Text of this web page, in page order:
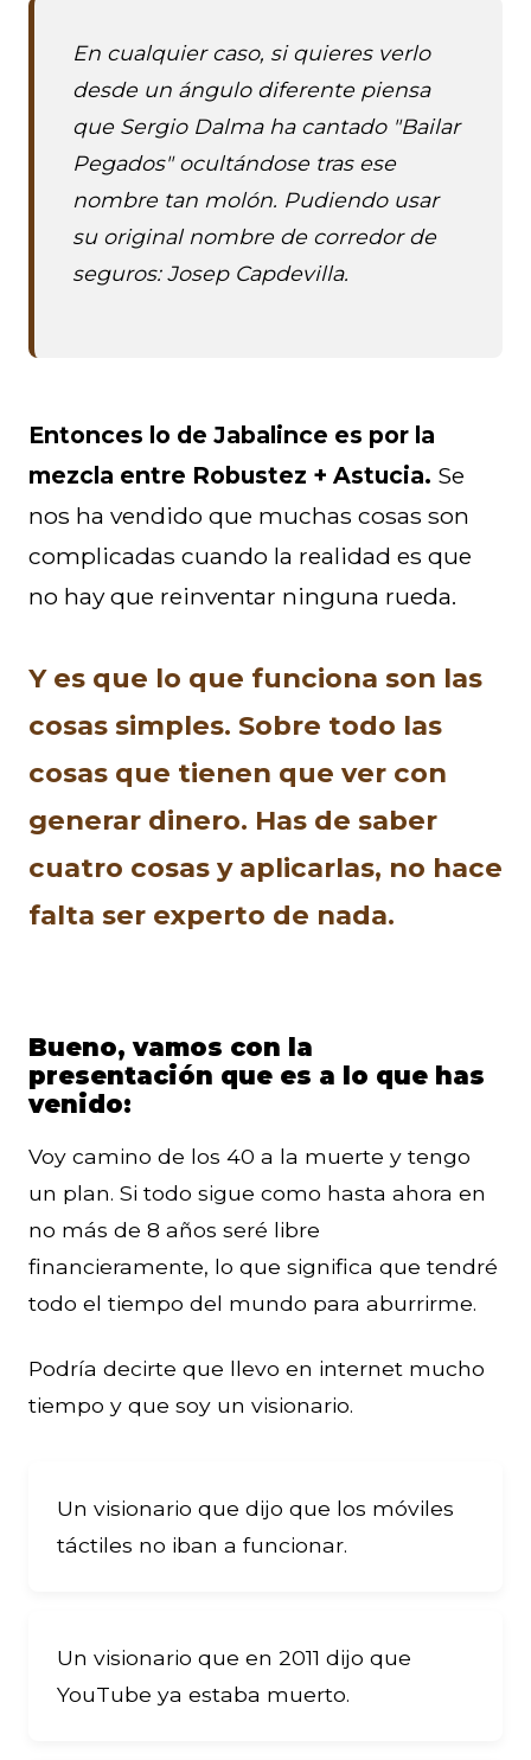
En cualquier caso, si quieres verlo
desde un ángulo diferente piensa
que Sergio Dalma ha cantado "Bailar
Pegados" ocultándose tras ese
nombre tan molón. Pudiendo usar
su original nombre de corredor de
seguros: Josep Capdevilla.
Entonces lo de Jabalince es por la
mezcla entre Robustez + Astucia. Se
nos ha vendido que muchas cosas son
complicadas cuando la realidad es que
no hay que reinventar ninguna rueda.
Y es que lo que funciona son las
cosas simples. Sobre todo las
cosas que tienen que ver con
generar dinero. Has de saber
cuatro cosas y aplicarlas, no hace
falta ser experto de nada.
Bueno, vamos con la
presentación que es a lo que has
venido:
Voy camino de los 40 a la muerte y tengo
un plan. Si todo sigue como hasta ahora en
no más de 8 años seré libre
financieramente, lo que significa que tendré
todo el tiempo del mundo para aburrirme.
Podría decirte que llevo en internet mucho
tiempo y que soy un visionario.
Un visionario que dijo que los móviles
táctiles no iban a funcionar.
Un visionario que en 2011 dijo que
YouTube ya estaba muerto.